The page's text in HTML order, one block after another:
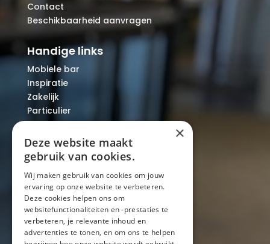
Contact
Beschikbaarheid aanvragen
Handige links
Mobiele bar
Inspiratie
Zakelijk
Particulier
Over ons
Blog
Locaties
Mobiele bar
Mobiele bar huren
Bier/wijn/fris bar
Champagnebar
×
Deze website maakt
gebruik van cookies.
Wij maken gebruik van cookies om jouw
ervaring op onze website te verbeteren.
Deze cookies helpen ons om
websitefunctionaliteiten en -prestaties te
verbeteren, je relevante inhoud en
advertenties te tonen, en om ons te helpen